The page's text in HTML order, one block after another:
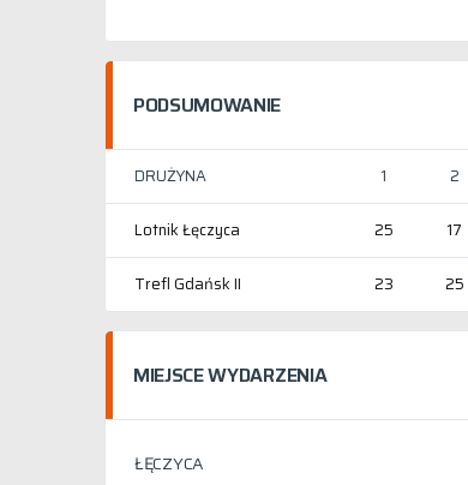
PODSUMOWANIE
DRUŻYNA 1 2
Lotnik Łęczyca 25 17
Trefl Gdańsk II 23 25
MIEJSCE WYDARZENIA
ŁĘCZYCA